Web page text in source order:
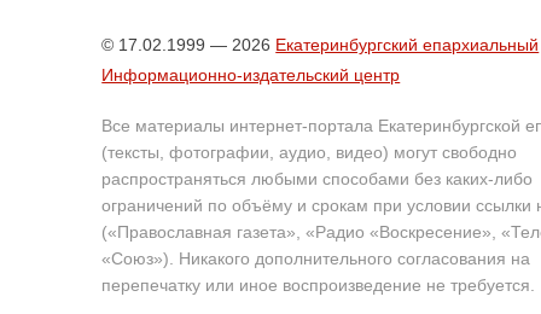
© 17.02.1999 — 2026 Екатеринбургский епархиальный
Информационно-издательский центр
Все материалы интернет-портала Екатеринбургской
(тексты, фотографии, аудио, видео) могут свободно
распространяться любыми способами без каких-либо
ограничений по объёму и срокам при условии ссылки
(«Православная газета», «Радио «Воскресение»,
«Союз»). Никакого дополнительного согласования на
перепечатку или иное воспроизведение не требуется.